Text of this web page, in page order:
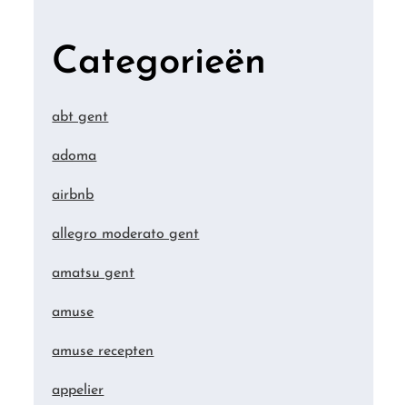
Categorieën
abt gent
adoma
airbnb
allegro moderato gent
amatsu gent
amuse
amuse recepten
appelier